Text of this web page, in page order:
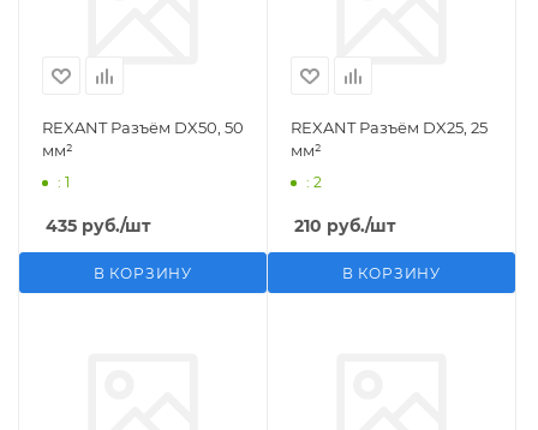
REXANT Разъём DX50, 50
мм²
: 1
435 руб./шт
В КОРЗИНУ
REXANT Разъём DX25, 25
мм²
: 2
210 руб./шт
В КОРЗИНУ